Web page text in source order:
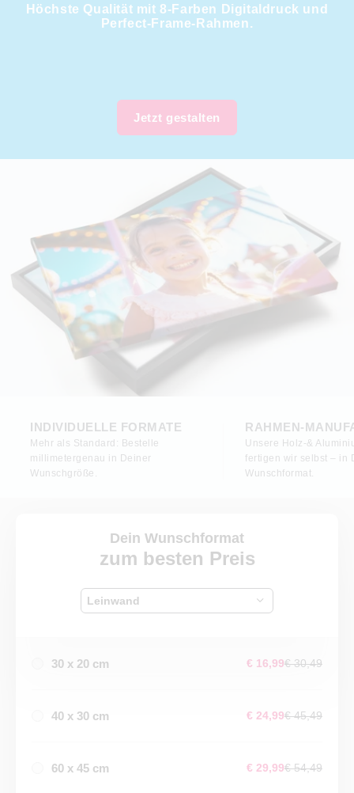
Höchste Qualität mit 8-Farben Digitaldruck und
Perfect-Frame-Rahmen.
Jetzt gestalten
INDIVIDUELLE FORMATE
Mehr als Standard: Bestelle
millimetergenau in Deiner
Wunschgröße.
RAHMEN-
Unsere Holz-&
fertigen wir selbst – in
Wunschformat.
Dein Wunschformat
zum besten Preis
Leinwand
30 x 20 cm € 16,99€ 30,49
40 x 30 cm € 24,99€ 45,49
60 x 45 cm € 29,99€ 54,49